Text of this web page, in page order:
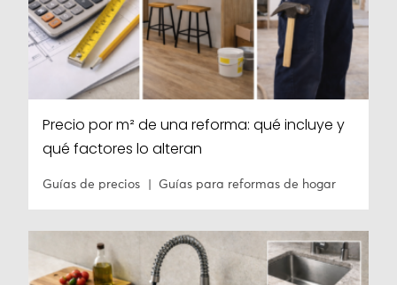
Precio por m² de una reforma: qué incluye y
qué factores lo alteran
Guías de precios Guías para reformas de hogar